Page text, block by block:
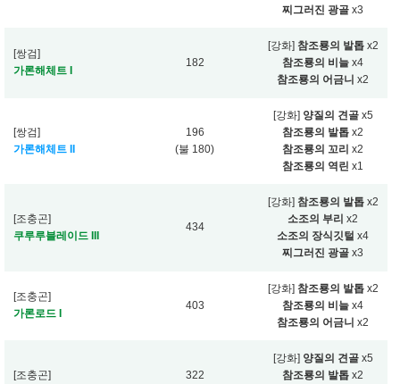
찌그러진 광골 x3
[쌍검]
가론해체트 I
182
[강화] 참조룡의 발톱x2
참조룡의 비늘 x4
참조룡의 어금니 x2
[쌍검]
가론해체트 II
196
(불 180)
[강화] 양질의 견골x5
참조룡의 발톱 x2
참조룡의 꼬리 x2
참조룡의 역린 x1
[조충곤]
쿠루루블레이드 III
434
[강화] 참조룡의 발톱x2
소조의 부리 x2
소조의 장식깃털 x4
찌그러진 광골 x3
[조충곤]
가론로드 I
403
[강화] 참조룡의 발톱x2
참조룡의 비늘 x4
참조룡의 어금니 x2
[조충곤] 322
[강화] 양질의 견골x5
참조룡의 발톱 x2